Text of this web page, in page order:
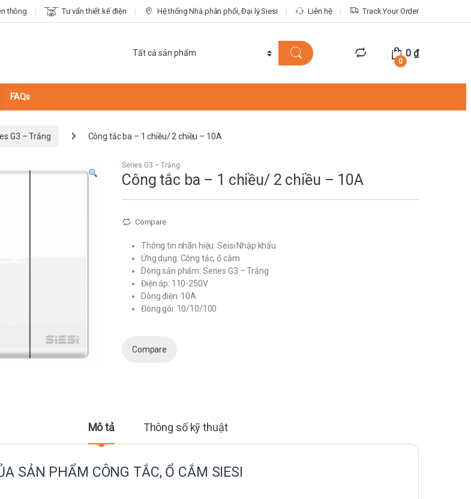
thông Tư vấn thiết kế điện Hệ thống Nhà phân phối, Đại lý Siesi Liên hệ Track Your Order
0
0₫
FAQs
G3 – Trắng Công tắc ba – 1 chiều/ 2 chiều – 10A
Series G3 – Trắng
Công tắc ba – 1 chiều/ 2 chiều – 10A
Compare
Thông tin nhãn hiệu: Seisi Nhập khẩu
Ứng dụng: Công tắc, ổ cắm
Dòng sản phẩm: Series G3 – Trắng
Điện áp: 110-250V
Dòng điện: 10A
Đóng gói: 10/10/100
Compare
Mô tả Thông số kỹ thuật
SẢN PHẨM CÔNG TẮC, Ổ CẮM SIESI